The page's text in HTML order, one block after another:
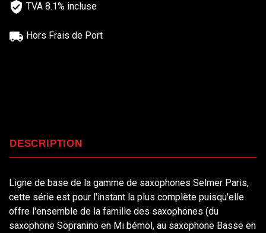
TVA 8.1% incluse
Hors Frais de Port
DESCRIPTION
Ligne de base de la gamme de saxophones Selmer Paris,
cette série est pour l'instant la plus complète puisqu'elle
offre l'ensemble de la famille des saxophones (du
saxophone Sopranino en Mi bémol, au saxophone Basse en